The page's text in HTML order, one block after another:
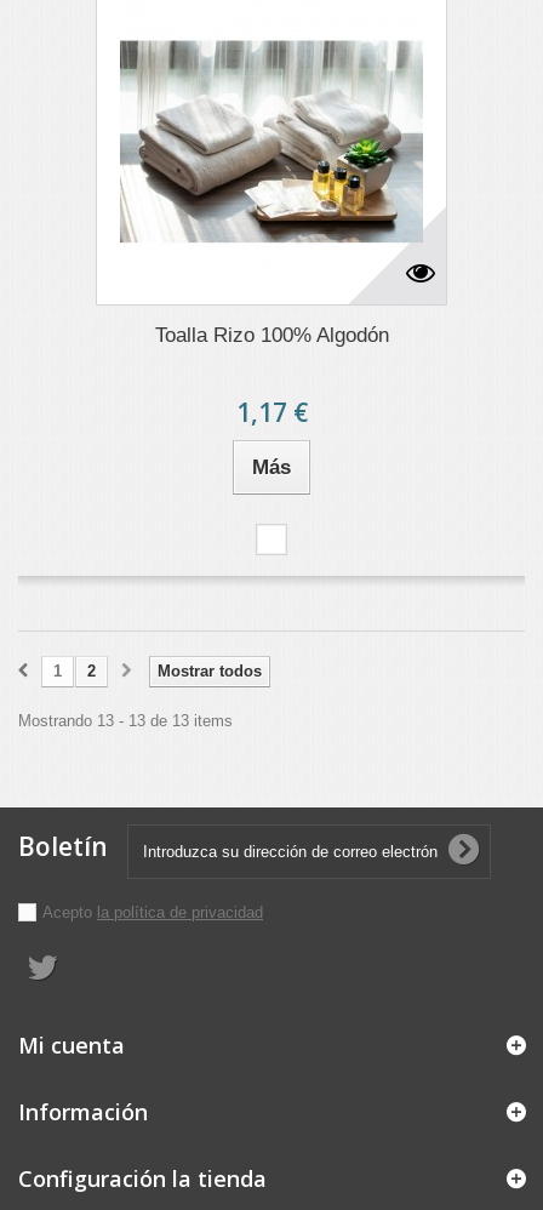
Toalla Rizo 100% Algodón
1,17 €
Más
Mostrar todos
1 2
Mostrando 13 - 13 de 13 items
Boletín
Acepto la política de privacidad
Mi cuenta
Información
Configuración la tienda